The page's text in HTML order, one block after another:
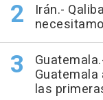
Irán.-
las